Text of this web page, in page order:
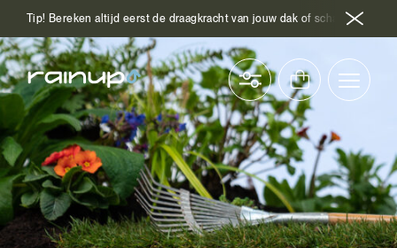
Tip! Bereken altijd eerst de draagkracht van jouw dak of schakel